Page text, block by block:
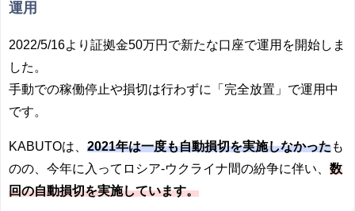
運用
2022/5/16より証拠金50万円で新たな口座で運用を開始しま
した。
手動での稼働停止や損切は行わずに「完全放置」で運用中
です。
KABUTOは、 2021年は一度も自動損切を実施しなかったも
のの、今年に入ってロシア-ウクライナ間の紛争に伴い、 数
回の自動損切を実施しています。